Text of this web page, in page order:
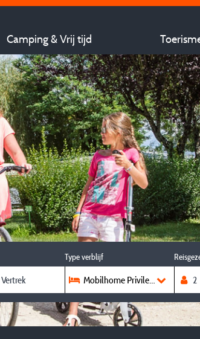
Camping & Vrij tijd
Type verblijf
Mobilhome Privilege Voor 4